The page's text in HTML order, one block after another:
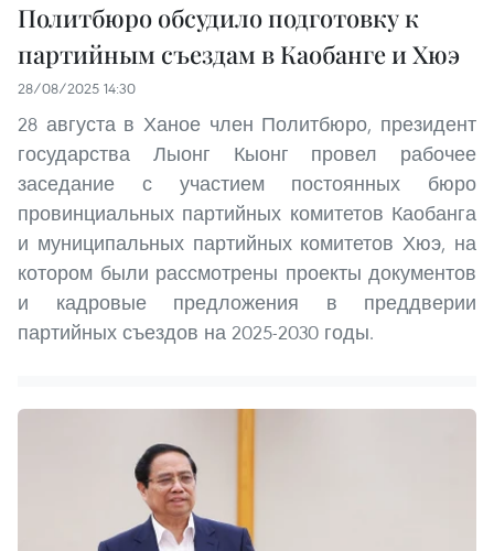
Политбюро обсудило подготовку к
партийным съездам в Каобанге и Хюэ
28/08/2025 14:30
28 августа в Ханое член Политбюро, президент
государства Лыонг Кыонг провел рабочее
заседание с участием постоянных бюро
провинциальных партийных комитетов Каобанга
и муниципальных партийных комитетов Хюэ, на
котором были рассмотрены проекты документов
и кадровые предложения в преддверии
партийных съездов на 2025-2030 годы.